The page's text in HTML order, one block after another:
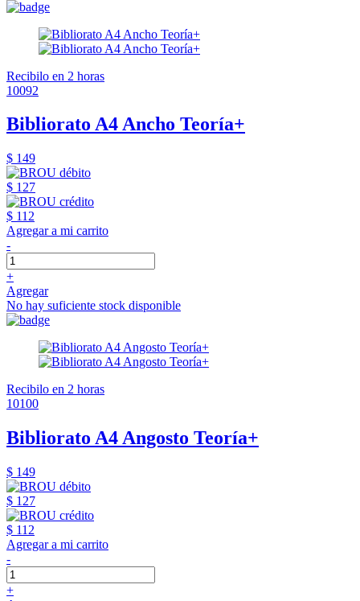
Recibilo en 2 horas
10092
Bibliorato A4 Ancho Teoría+
$ 149
$ 127
$ 112
Agregar a mi carrito
-
+
Agregar
No hay suficiente stock disponible
Recibilo en 2 horas
10100
Bibliorato A4 Angosto Teoría+
$ 149
$ 127
$ 112
Agregar a mi carrito
-
+